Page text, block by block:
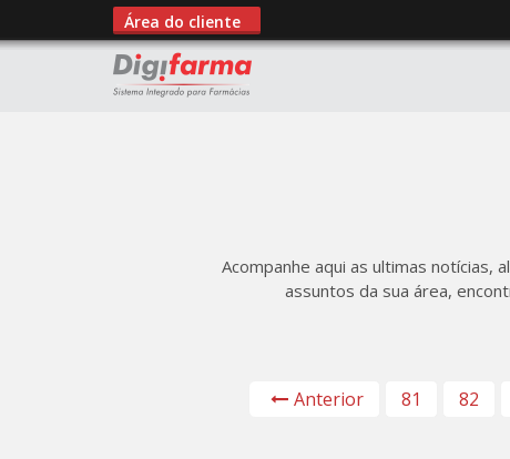
Área do cliente
Acompanhe aqui as ultimas notícias,
assuntos da sua área,
Anterior 81 82